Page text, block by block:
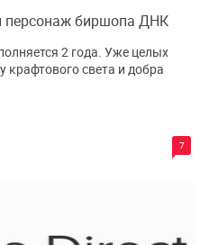
персонаж биршопа ДНК
7
2 года. Уже целых
крафтового света и добра